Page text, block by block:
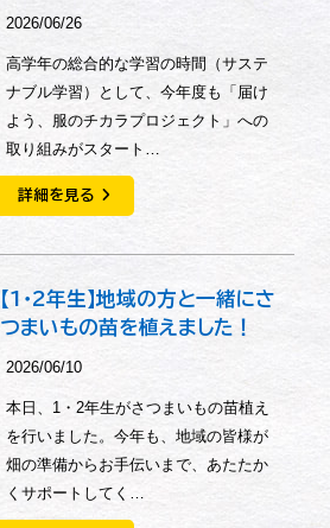
2026/06/26
高学年の総合的な学習の時間（サステ
ナブル学習）として、今年度も「届け
よう、服のチカラプロジェクト」への
取り組みがスタート…
詳細を見る
【1・2年生】地域の方と一緒にさ
つまいもの苗を植えました！
2026/06/10
本日、1・2年生がさつまいもの苗植え
を行いました。今年も、地域の皆様が
畑の準備からお手伝いまで、あたたか
くサポートしてく…